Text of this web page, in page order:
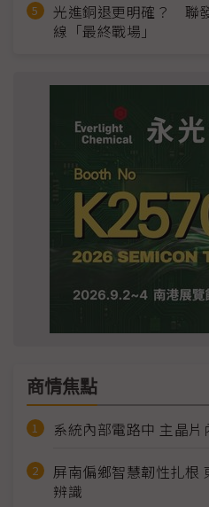
光進銅退更明確？ 聯
線「最終戰場」
商情焦點
系統內部電路中 主晶
屏南偏鄉智慧韌性扎根
辨識